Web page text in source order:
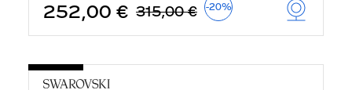
252,00 € 315,00 € -20%